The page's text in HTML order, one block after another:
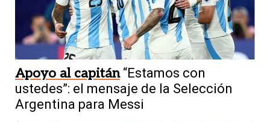
Apoyo al capitán “Estamos con
ustedes”: el mensaje de la Selección
Argentina para Messi